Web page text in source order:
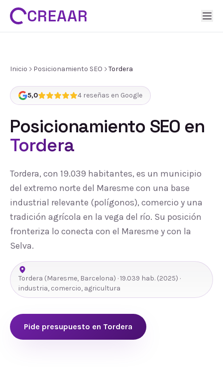
CREAAR
Inicio Posicionamiento SEO Tordera
5,0 4 reseñas en Google
Posicionamiento SEOen
Tordera
Tordera, con 19.039 habitantes, es un municipio
del extremo norte del Maresme con una base
industrial relevante (polígonos), comercio y una
tradición agrícola en la vega del río. Su posición
fronteriza lo conecta con el Maresme y con la
Selva.
Tordera (Maresme, Barcelona) ·19.039 hab. (2025) ·
industria, comercio, agricultura
Pide presupuesto en Tordera